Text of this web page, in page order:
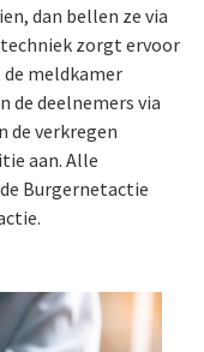
dan bellen ze via
zorgt ervoor
meldkamer
de deelnemers via
de verkregen
aan. Alle
Burgernetactie